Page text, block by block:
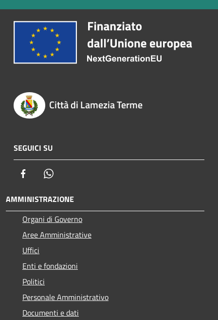
Città di Lamezia Terme
SEGUICI SU
Facebook
AMMINISTRAZIONE
Organi di Governo
Aree Amministrative
Uffici
Enti e fondazioni
Politici
Personale Amministrativo
Documenti e dati